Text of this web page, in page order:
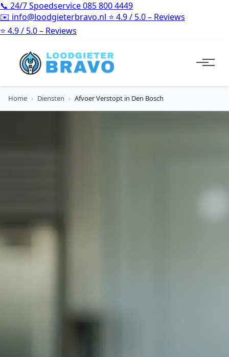
📞 24/7 Spoedservice085 800 4449
✉️ info@loodgieterbravo.nl ⭐ 4.9 / 5.0 – Reviews
⭐ 4.9 / 5.0 – Reviews
Home › Diensten › Afvoer Verstopt in Den Bosch